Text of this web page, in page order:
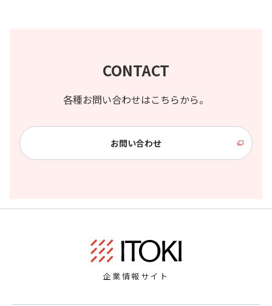
CONTACT
各種お問い合わせはこちらから。
お問い合わせ
企業情報サイト